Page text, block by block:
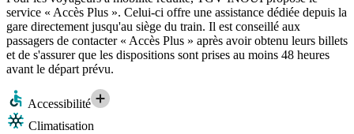
service « Accès Plus ». Celui-ci offre une assistance dédiée depuis la
gare directement jusqu'au siège du train. Il est conseillé aux
passagers de contacter « Accès Plus » après avoir obtenu leurs billets
et de s'assurer que les dispositions sont prises au moins 48 heures
avant le départ prévu.
Accessibilité
Climatisation